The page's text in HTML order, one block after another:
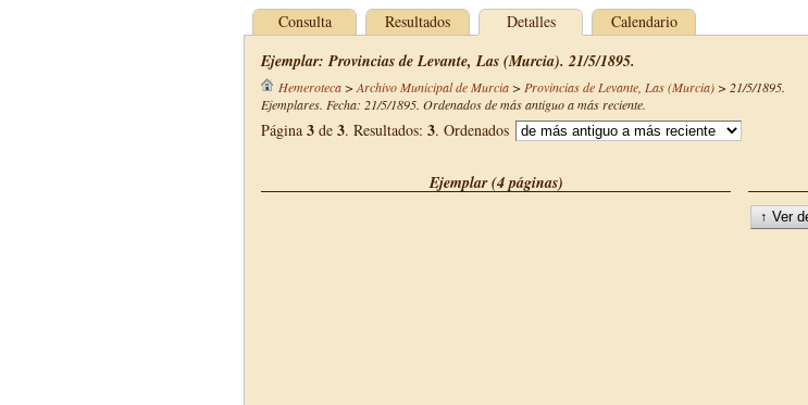
Consulta Resultados Detalles Calendario
Ejemplar: Provincias de Levante, Las (Murcia). 21/5/1895.
Hemeroteca> Archivo Municipal de Murcia> Provincias de Levante, Las (Murcia)> 21/5/1895.
Ejemplares. Fecha: 21/5/1895. Ordenados de más antiguo a más reciente.
Página 3 de 3. Resultados: 3. Ordenados
Ejemplar (4 páginas)